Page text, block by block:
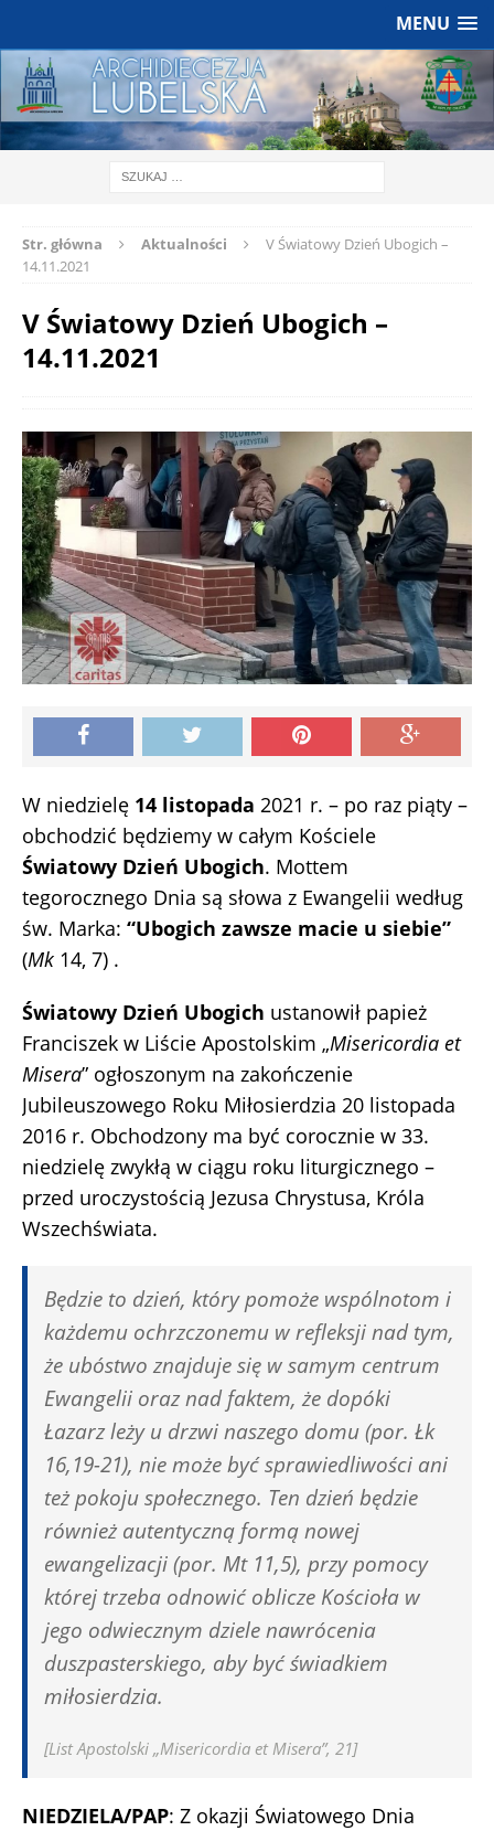
MENU
Str. główna Aktualności
V Światowy Dzień Ubogich –
14.11.2021
V Światowy Dzień Ubogich –
14.11.2021
W niedzielę 14 listopada 2021 r. – po raz piąty –
obchodzić będziemy w całym Kościele
Światowy Dzień Ubogich. Mottem
tegorocznego Dnia są słowa z Ewangelii według
św. Marka: “Ubogich zawsze macie u siebie”
(Mk 14, 7) .
Światowy Dzień Ubogich ustanowił papież
Franciszek w Liście Apostolskim „Misericordia et
Misera” ogłoszonym na zakończenie
Jubileuszowego Roku Miłosierdzia 20 listopada
2016 r. Obchodzony ma być corocznie w 33.
niedzielę zwykłą w ciągu roku liturgicznego –
przed uroczystością Jezusa Chrystusa, Króla
Wszechświata.
Będzie to dzień, który pomoże wspólnotom i
każdemu ochrzczonemu w refleksji nad tym,
że ubóstwo znajduje się w samym centrum
Ewangelii oraz nad faktem, że dopóki
Łazarz leży u drzwi naszego domu (por. Łk
16,19-21), nie może być sprawiedliwości ani
też pokoju społecznego. Ten dzień będzie
również autentyczną formą nowej
ewangelizacji (por. Mt 11,5), przy pomocy
której trzeba odnowić oblicze Kościoła w
jego odwiecznym dziele nawrócenia
duszpasterskiego, aby być świadkiem
miłosierdzia.
[List Apostolski „Misericordia et Misera”, 21]
NIEDZIELA/PAP: Z okazji Światowego Dnia